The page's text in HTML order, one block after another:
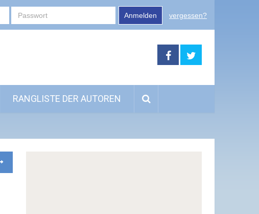
Anmelden vergessen?
RANGLISTE DER AUTOREN